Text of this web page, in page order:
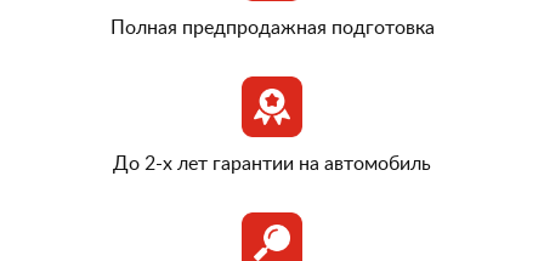
Полная предпродажная подготовка
До 2-х лет гарантии на автомобиль